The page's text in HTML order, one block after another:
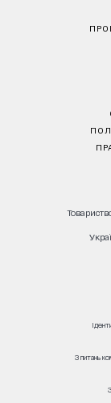
З питань